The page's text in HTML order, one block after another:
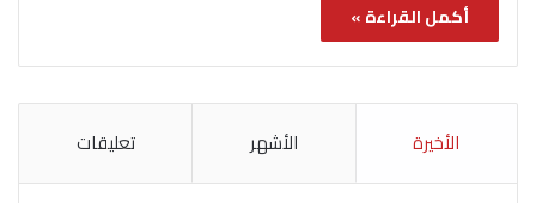
أكمل القراءة »
الأخيرة الأشهر تعليقات